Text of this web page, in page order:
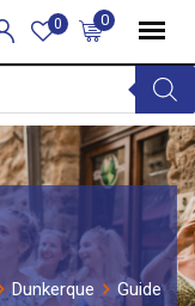
0
0
Dunkerque
Guide